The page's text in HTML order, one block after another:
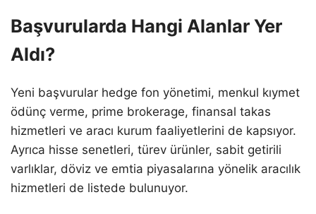
Başvurularda Hangi Alanlar Yer
Aldı?
Yeni başvurular hedge fon yönetimi, menkul kıymet
ödünç verme, prime brokerage, finansal takas
hizmetleri ve aracı kurum faaliyetlerini de kapsıyor.
Ayrıca hisse senetleri, türev ürünler, sabit getirili
varlıklar, döviz ve emtia piyasalarına yönelik aracılık
hizmetleri de listede bulunuyor.